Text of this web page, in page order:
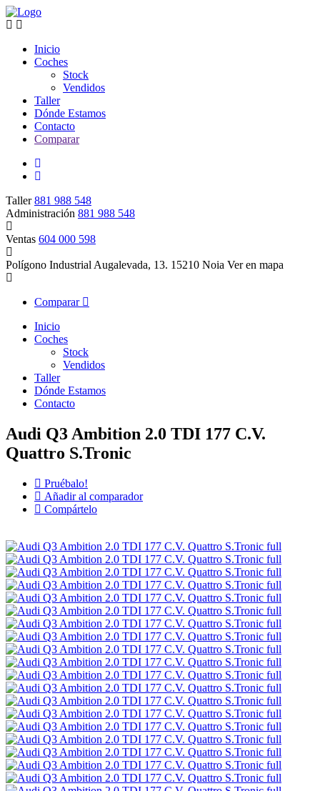
Inicio
Coches
Stock
Vendidos
Taller
Dónde Estamos
Contacto
Comparar
Taller881 988 548
Administración 881 988 548
Ventas 604 000 598
Polígono Industrial Augalevada, 13. 15210 Noia Ver en mapa
Comparar
Inicio
Coches
Stock
Vendidos
Taller
Dónde Estamos
Contacto
Audi Q3 Ambition 2.0 TDI 177 C.V.
Quattro S.Tronic
Pruébalo!
Añadir al comparador
Compártelo